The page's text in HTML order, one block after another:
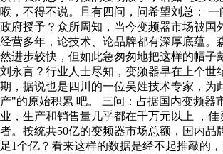
喉，不得不说。且有四问，问希望刘总：
政府授予？众所周知，当今变频器市场被国
经营多年，论技术、论品牌都有深厚底蕴。
然进步较快，但如此急匆匆地把这样的帽
刘永言？行业人士尽知，变频器早在上个世
期，据说也是四川的一位吴姓技术专家，
产"的原始积累 吧。 三问：占据国内变频器
业，生产和销售量几乎都在千万元以上 ，
者。按统共50亿的变频器市场总额，国内
足1个亿？看来这样的数据是经不起推敲的